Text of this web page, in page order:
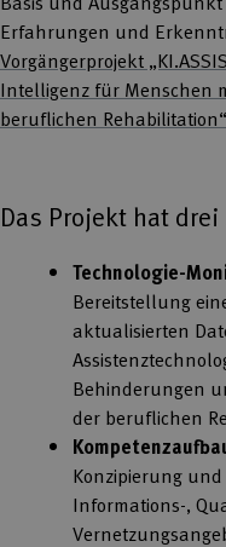
Erfahrungen und
Vorgängerprojekt
Intelligenz für Menschen
beruflichen Rehabilitation“
Das Projekt hat
Technologie-
Bereitstellung
aktualisierten
Behinderungen
der beruflichen
Konzipierung
Informations-,